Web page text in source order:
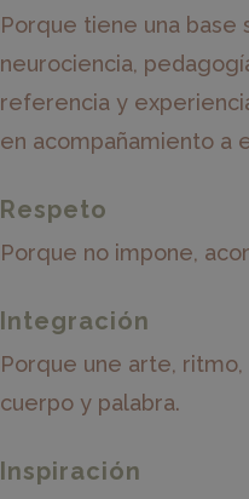
Porque tiene una base
neurociencia,
referencia y
en acompañamiento a
Respeto
Porque no impone,
Integración
Porque une arte, ritmo,
cuerpo y palabra.
Inspiración